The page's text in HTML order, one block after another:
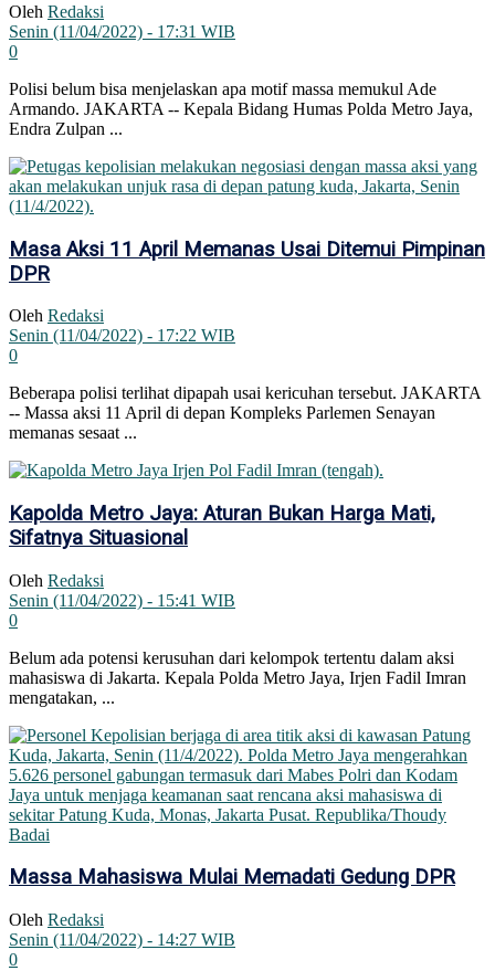
Oleh Redaksi
Senin (11/04/2022) - 17:31 WIB
0
Polisi belum bisa menjelaskan apa motif massa memukul Ade
Armando. JAKARTA -- Kepala Bidang Humas Polda Metro Jaya,
Endra Zulpan ...
Masa Aksi 11 April Memanas Usai Ditemui Pimpinan
DPR
Oleh Redaksi
Senin (11/04/2022) - 17:22 WIB
0
Beberapa polisi terlihat dipapah usai kericuhan tersebut. JAKARTA
-- Massa aksi 11 April di depan Kompleks Parlemen Senayan
memanas sesaat ...
Kapolda Metro Jaya: Aturan Bukan Harga Mati,
Sifatnya Situasional
Oleh Redaksi
Senin (11/04/2022) - 15:41 WIB
0
Belum ada potensi kerusuhan dari kelompok tertentu dalam aksi
mahasiswa di Jakarta. Kepala Polda Metro Jaya, Irjen Fadil Imran
mengatakan, ...
Massa Mahasiswa Mulai Memadati Gedung DPR
Oleh Redaksi
Senin (11/04/2022) - 14:27 WIB
0